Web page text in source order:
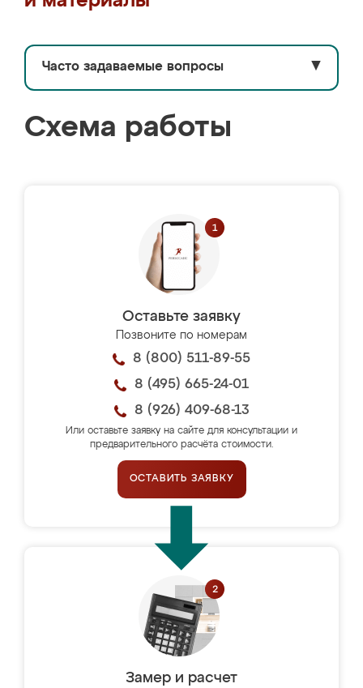
Часто задаваемые вопросы ▼
Схема работы
Оставьте заявку
Позвоните по номерам
8 (800) 511-89-55
8 (495) 665-24-01
8 (926) 409-68-13
Или оставьте заявку на сайте для консультации и
предварительного расчёта стоимости.
ОСТАВИТЬ ЗАЯВКУ
Замер и расчет